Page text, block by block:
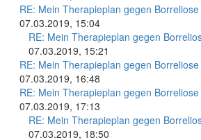
RE: Mein Therapieplan gegen Borreliose
07.03.2019, 15:04
RE: Mein Therapieplan gegen
07.03.2019, 15:21
RE: Mein Therapieplan gegen Borreliose
07.03.2019, 16:48
RE: Mein Therapieplan gegen Borreliose
07.03.2019, 17:13
RE: Mein Therapieplan gegen
07.03.2019, 18:50